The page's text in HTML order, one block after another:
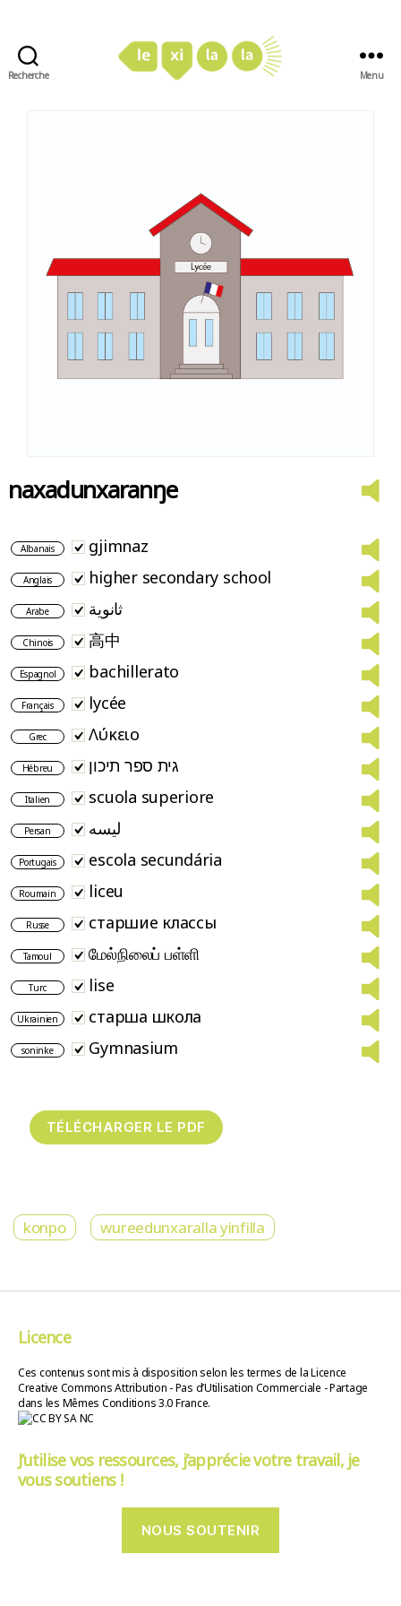
Recherche Menu
naxadunxaranŋe
Albanais gjimnaz
Anglais higher secondary school
Arabe ثانوية
Chinois 高中
Espagnol bachillerato
Français lycée
Grec Λύκειο
Hébreu גית ספר תיכון
Italien scuola superiore
Persan لیسه
Portugais escola secundária
Roumain liceu
Russe старшие классы
Tamoul மேல்நிலைப் பள்ளி
Turc lise
Ukrainien старша школа
soninke Gymnasium
konpo wureedunxaralla yinfilla
Licence
Ces contenus sont mis à disposition selon les termes de la Licence
Creative Commons Attribution - Pas d’Utilisation Commerciale - Partage
dans les Mêmes Conditions 3.0 France.
J’utilise vos ressources, j’apprécie votre travail, je
vous soutiens !
NOUS SOUTENIR